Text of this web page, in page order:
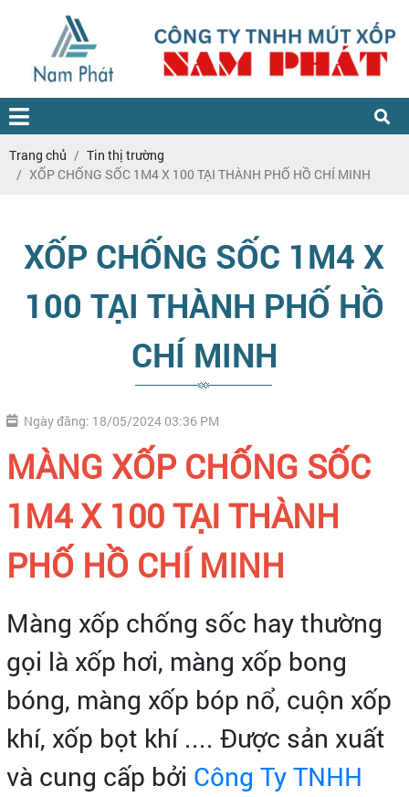
Trang chủ
Tin thị trường
XỐP CHỐNG SỐC 1M4 X 100 TẠI THÀNH PHỐ HỒ CHÍ MINH
XỐP CHỐNG SỐC 1M4 X
100 TẠI THÀNH PHỐ HỒ
CHÍ MINH
Ngày đăng: 18/05/2024 03:36 PM
MÀNG XỐP CHỐNG SỐC
1M4 X 100 TẠI THÀNH
PHỐ HỒ CHÍ MINH
Màng xốp chống sốc hay thường
gọi là xốp hơi, màng xốp bong
bóng, màng xốp bóp nổ, cuộn xốp
khí, xốp bọt khí .... Được sản xuất
và cung cấp bởi Công Ty TNHH